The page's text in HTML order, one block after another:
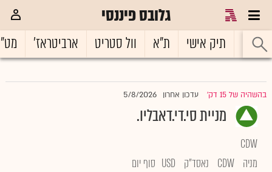
גלובס פיננסי
ראשי תיק אישי ת"א וול סטריט ארביטראז'
בהשהיה של 15 דק' עדכון אחרון 5/8/2026
מניית סי.די.דאבליו.
CDW
מניה CDW נאסד"ק USD סוף יום